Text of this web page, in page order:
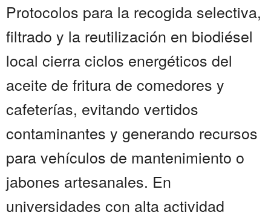
Protocolos para la recogida selectiva,
filtrado y la reutilización en biodiésel
local cierra ciclos energéticos del
aceite de fritura de comedores y
cafeterías, evitando vertidos
contaminantes y generando recursos
para vehículos de mantenimiento o
jabones artesanales. En
universidades con alta actividad